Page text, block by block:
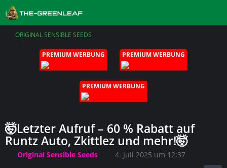
ORIGINAL SENSIBLE SEEDS
PREMIUM WERBUNG PREMIUM WERBUNG
PREMIUM WERBUNG
🤯Letzter Aufruf – 60 % Rabatt auf
Runtz Auto, Zkittlez und mehr!🤯
Original Sensible Seeds 4. Juli 2025 um 12:37